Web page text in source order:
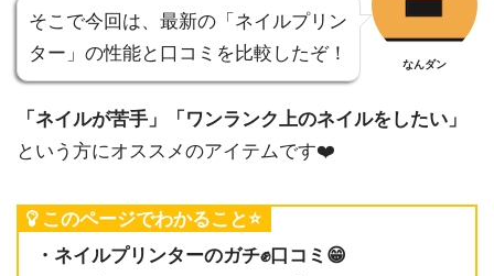
そこで今回は、最新の「ネイルプリン
ター」の性能と口コミを比較したぞ！
なんダン
「ネイルが苦手」「ワンランク上のネイルをしたい」
という方にオススメのアイテムです❤️
このページでわかること⭐️
・ネイルプリンターのガチ✊口コミ😁